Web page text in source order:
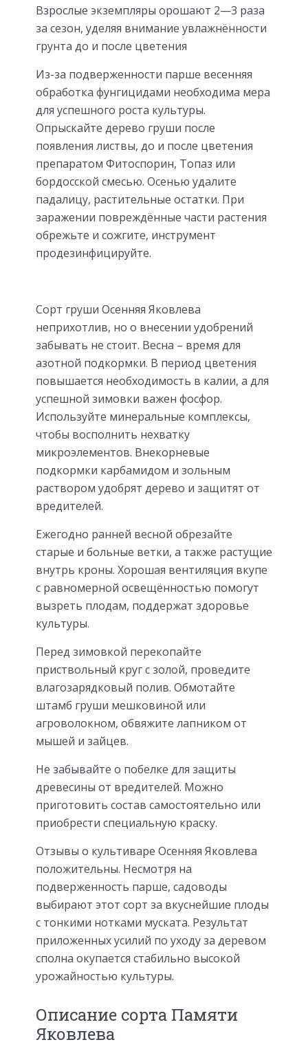
Взрослые экземпляры орошают 2—3 раза
за сезон, уделяя внимание увлажнённости
грунта до и после цветения
Из-за подверженности парше весенняя
обработка фунгицидами необходима мера
для успешного роста культуры.
Опрыскайте дерево груши после
появления листвы, до и после цветения
препаратом Фитоспорин, Топаз или
бордосской смесью. Осенью удалите
падалицу, растительные остатки. При
заражении повреждённые части растения
обрежьте и сожгите, инструмент
продезинфицируйте.
Сорт груши Осенняя Яковлева
неприхотлив, но о внесении удобрений
забывать не стоит. Весна – время для
азотной подкормки. В период цветения
повышается необходимость в калии, а для
успешной зимовки важен фосфор.
Используйте минеральные комплексы,
чтобы восполнить нехватку
микроэлементов. Внекорневые
подкормки карбамидом и зольным
раствором удобрят дерево и защитят от
вредителей.
Ежегодно ранней весной обрезайте
старые и больные ветки, а также растущие
внутрь кроны. Хорошая вентиляция вкупе
с равномерной освещённостью помогут
вызреть плодам, поддержат здоровье
культуры.
Перед зимовкой перекопайте
приствольный круг с золой, проведите
влагозарядковый полив. Обмотайте
штамб груши мешковиной или
агроволокном, обвяжите лапником от
мышей и зайцев.
Не забывайте о побелке для защиты
древесины от вредителей. Можно
приготовить состав самостоятельно или
приобрести специальную краску.
Отзывы о культиваре Осенняя Яковлева
положительны. Несмотря на
подверженность парше, садоводы
выбирают этот сорт за вкуснейшие плоды
с тонкими нотками муската. Результат
приложенных усилий по уходу за деревом
сполна окупается стабильно высокой
урожайностью культуры.
Описание сорта Памяти
Яковлева